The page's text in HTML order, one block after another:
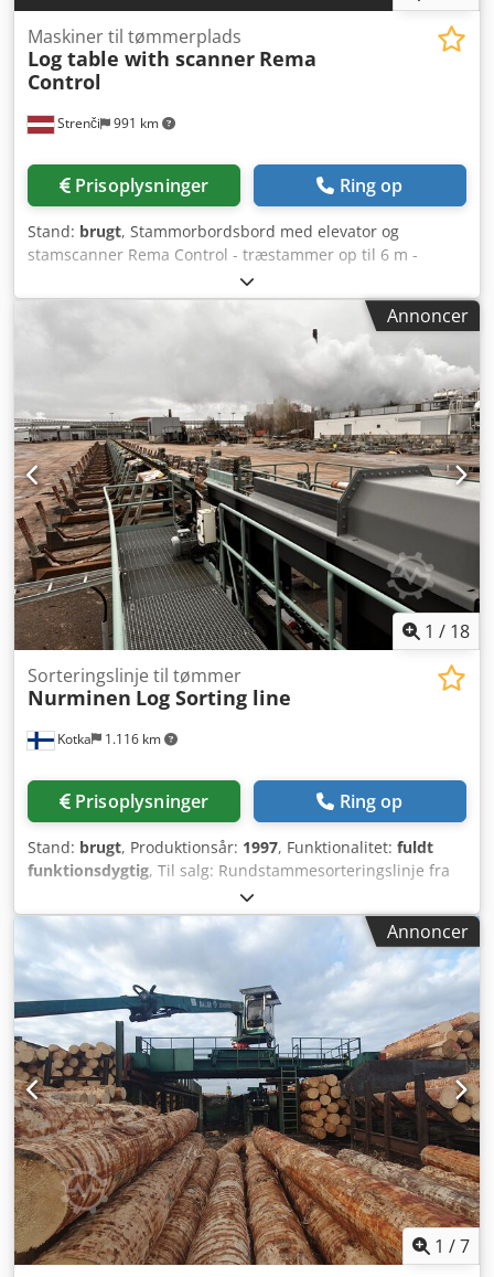
Strenči 991 km
Maskiner til tømmerplads
Log table with scanner Rema
Control
Prisoplysninger Ring op
Stand: brugt, Stammorbordsbord med elevator og
stamscanner Rema Control - træstammer op til 6 m -
afstand mellem skinneføringer: 1100/1050/1050/1250 mm -
længde på stammebord: 10 m - Rema Scanner Dcodpfsu
Smq Sjx Amyjk - indføringsbånd til træstammer Annoncer
1 / 18
Kotka 1.116 km
Sorteringslinje til tømmer
Nurminen Log Sorting line
Prisoplysninger Ring op
Stand: brugt, Produktionsår: 1997, Funktionalitet: fuldt
funktionsdygtig, Til salg: Rundstammesorteringslinje fra
Nurminen. Udstyret med 40 lommer og Finnos Fusion CU-2
scanner med X-Ray, geninstalleret i 2022. Drifthastighed:
100 m/min. Maksimal indføringslængde: 6,1 m Minimal
indføringslængde: 2,4 m Maksimal stammediameter: 550
mm Stammehåndtering: Stationær kran Dcjdpfjxgt U Eox
Amyjk Tværgående indføringsbånd Antal
tværtransportkæder: 6 Indføringsbåndets længde
(tværgående): 34,198 m Enkelttræsføder (log singulation)
Måling i linje Sorteringslinjens længde: 140 m
Fraskubber(ejektorer) i sorteringslinjen: Ja, 40 stk.
Sorteringskasser: Beton, stål, 40 stk. Maks. kasselængde: 7
m Maks. kassebredde: 2,5 m Maks. kassehøjde: 1,2 m
Kontinuerligt variabel fremføring Sortering efter: Kvalitet,
diameter, længde Pladsbehov: Længde 180 m, bredde 30
m
Annoncer
1 /7